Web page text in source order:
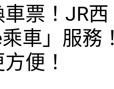
車票！JR西
車」服務！
便！